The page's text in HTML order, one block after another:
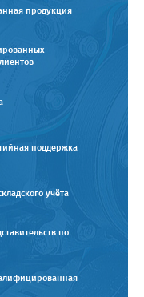
продукция
поддержка
учёта
по